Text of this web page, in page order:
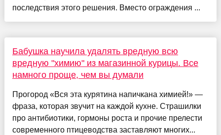
последствия этого решения. Вместо ограждения ...
Бабушка научила удалять вредную всю
вредную "химию" из магазинной курицы. Все
намного проще, чем вы думали
Прогород «Вся эта курятина напичкана химией!» —
фраза, которая звучит на каждой кухне. Страшилки
про антибиотики, гормоны роста и прочие прелести
современного птицеводства заставляют многих...